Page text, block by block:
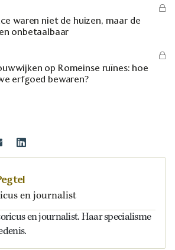
waren niet de huizen, maar de
onbetaalbaar
op Romeinse ruïnes: hoe
erfgoed bewaren?
en journalist
en journalist. Haar specialisme